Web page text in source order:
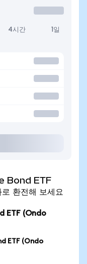
4시간 1일
Bond ETF
환전해 보세요
ETF (Ondo
ETF (Ondo